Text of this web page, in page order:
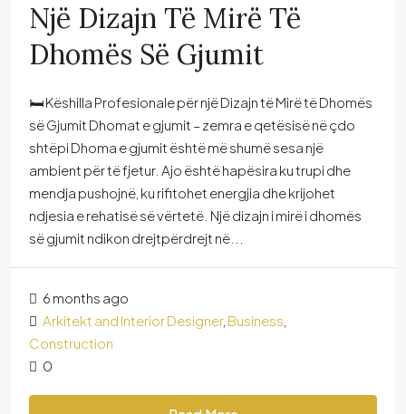
Një Dizajn Të Mirë Të
Dhomës Së Gjumit
🛏️ Këshilla Profesionale për një Dizajn të Mirë të Dhomës
së Gjumit Dhomat e gjumit – zemra e qetësisë në çdo
shtëpi Dhoma e gjumit është më shumë sesa një
ambient për të fjetur. Ajo është hapësira ku trupi dhe
mendja pushojnë, ku rifitohet energjia dhe krijohet
ndjesia e rehatisë së vërtetë. Një dizajn i mirë i dhomës
së gjumit ndikon drejtpërdrejt në...
6 months ago
Arkitekt and Interior Designer, Business
Construction
0